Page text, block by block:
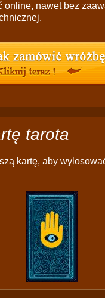
online, nawet bez
tarota
kartę, aby